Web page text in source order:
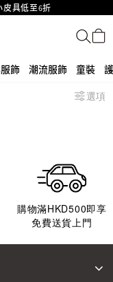
皮具低至6折
時原價低至75折!
低至6折，立即入手!
CHANEL及LV專區！
飾 潮流服飾 童裝
選項
購物滿HKD500即享
免費送貨上門